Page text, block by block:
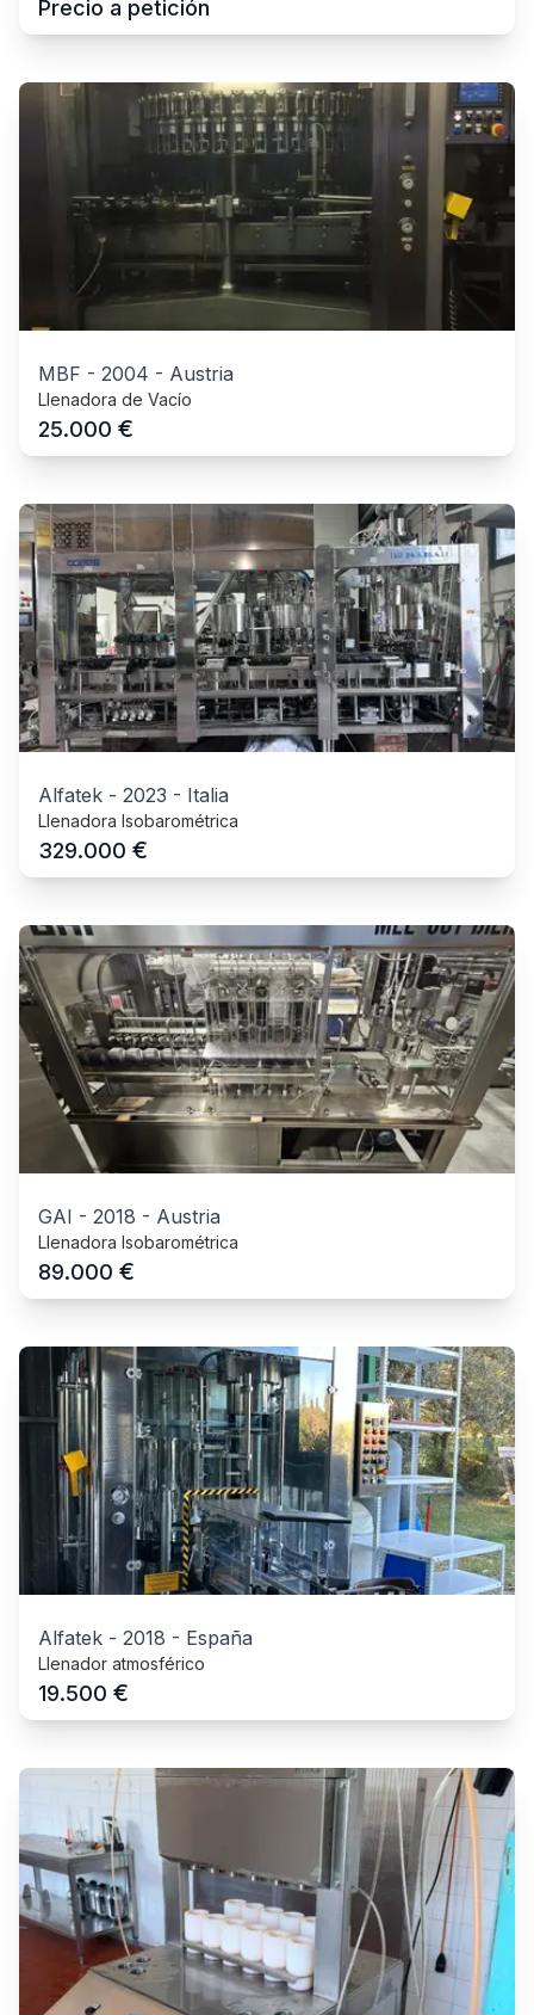
Precio a petición
MBF - 2004 - Austria
Llenadora de Vacío
25.000 €
Alfatek - 2023 - Italia
Llenadora Isobarométrica
329.000 €
GAI - 2018 - Austria
Llenadora Isobarométrica
89.000 €
Alfatek - 2018 - España
Llenador atmosférico
19.500 €